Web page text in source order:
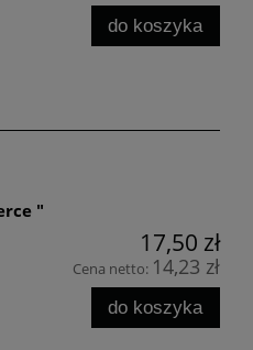
do koszyka
"
17,50 zł
Cena netto: 14,23 zł
do koszyka